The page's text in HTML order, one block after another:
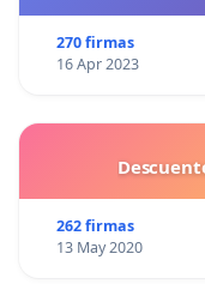
270 firmas
16 Apr 2023
262 firmas
13 May 2020